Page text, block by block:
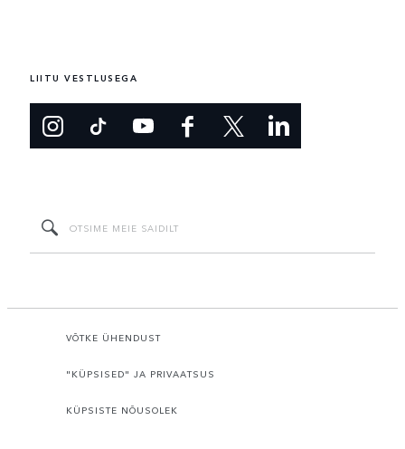
LIITU VESTLUSEGA
VÕTKE ÜHENDUST
"KÜPSISED" JA PRIVAATSUS
KÜPSISTE NÕUSOLEK